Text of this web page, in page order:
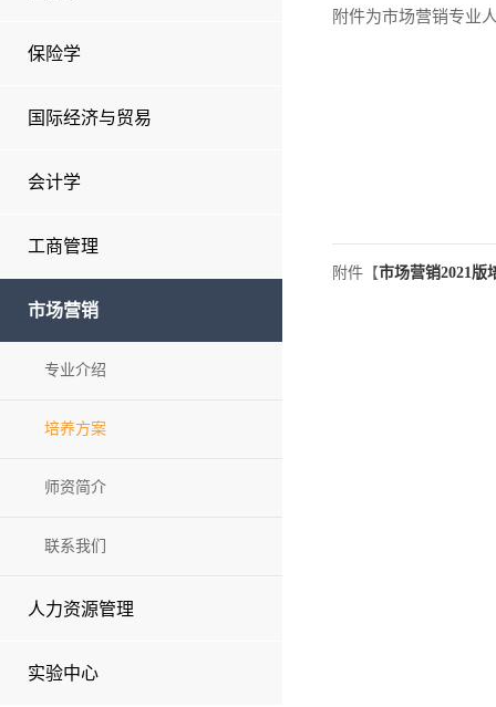
保险学
国际经济与贸易
会计学
工商管理
市场营销
专业介绍
培养方案
师资简介
联系我们
人力资源管理
实验中心
附件为市场营销专业
附件【市场营销2021版